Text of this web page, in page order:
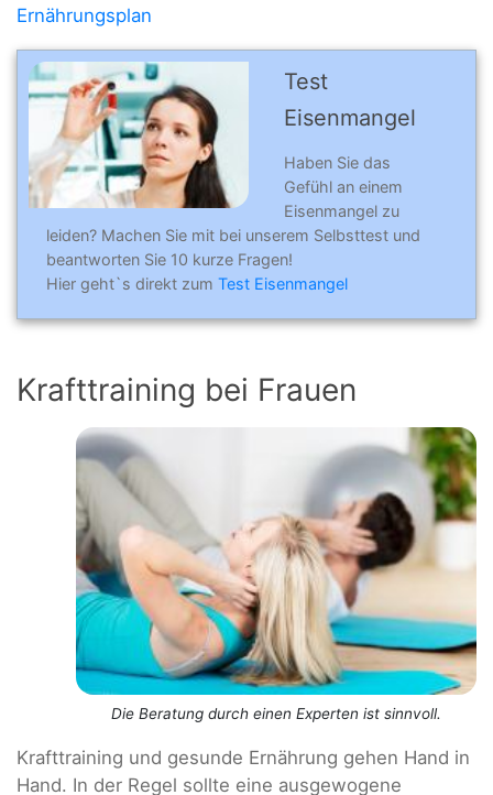
Ernährungsplan
Test
Eisenmangel
Haben Sie das
Gefühl an einem
Eisenmangel zu
leiden? Machen Sie mit bei unserem Selbsttest und
beantworten Sie 10 kurze Fragen!
Hier geht`s direkt zum Test Eisenmangel
Krafttraining bei Frauen
Die Beratung durch einen Experten ist sinnvoll.
Krafttraining und gesunde Ernährung gehen Hand in
Hand. In der Regel sollte eine ausgewogene